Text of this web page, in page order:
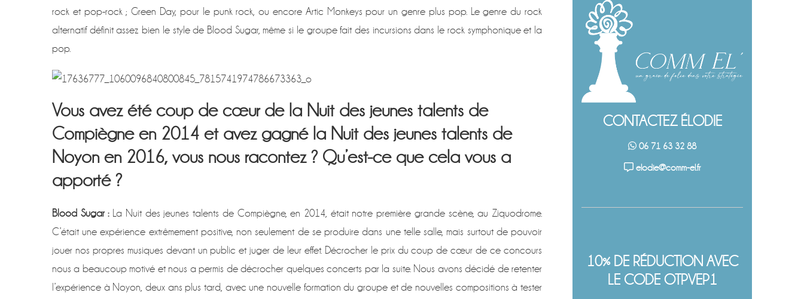
rock et pop-rock ; Green Day, pour le punk rock, ou encore Artic Monkeys pour un genre plus pop. Le genre du rock
alternatif définit assez bien le style de Blood Sugar, même si le groupe fait des incursions dans le rock symphonique et la
pop.
Vous avez été coup de cœur de la Nuit des jeunes talents de
Compiègne en 2014 et avez gagné la Nuit des jeunes talents de
Noyon en 2016, vous nous racontez ? Qu’est-ce que cela vous a
apporté ?
Blood Sugar : La Nuit des jeunes talents de Compiègne, en 2014, était notre première grande scène, au Ziquodrome.
C’était une expérience extrêmement positive, non seulement de se produire dans une telle salle, mais surtout de pouvoir
jouer nos propres musiques devant un public et juger de leur effet. Décrocher le prix du coup de cœur de ce concours
nous a beaucoup motivé et nous a permis de décrocher quelques concerts par la suite. Nous avons décidé de retenter
l’expérience à Noyon, deux ans plus tard, avec une nouvelle formation du groupe et de nouvelles compositions à tester
CONTACTEZ ÉLODIE
06 71 63 32 88
elodie@comm-el.fr
10% DE RÉDUCTION AVEC
LE CODE OTPVEP1